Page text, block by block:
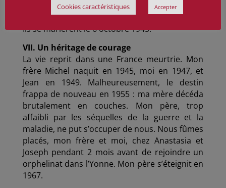
• Motja (ma mère) partit avec mon père, René.
Ils se marièrent le 6 octobre 1945.
VII. Un héritage de courage
La vie reprit dans une France meurtrie. Mon
frère Michel naquit en 1945, moi en 1947, et
Jean en 1949. Malheureusement, le destin
frappa de nouveau en 1955 : ma mère décéda
brutalement en couches. Mon père, trop
affaibli par les séquelles de la guerre et la
maladie, ne put s’occuper de nous. Nous fûmes
placés, mon frère et moi, chez Anastasia et
Joseph pendant 2 mois avant de rejoindre un
orphelinat dans l’Yonne. Mon père s’éteignit en
1967.
Cookies caractéristiques Accepter